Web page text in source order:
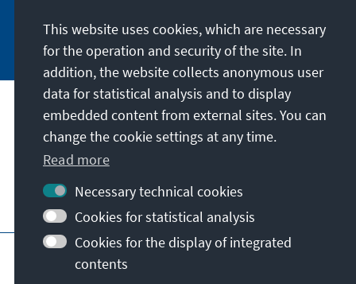
Subscribe now
Our mission
Contact
Further offers of the foundation
Imprint Data protection
Terms of use
Declaration on accessibility
This website uses cookies, which are necessary
for the operation and security of the site. In
addition, the website collects anonymous user
data for statistical analysis and to display
embedded content from external sites. You can
change the cookie settings at any time.
Read more
Necessary technical cookies
Cookies for statistical analysis
Cookies for the display of integrated
contents